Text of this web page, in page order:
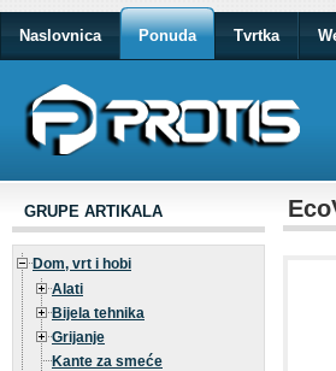
Naslovnica Ponuda Tvrtka
GRUPE ARTIKALA
Dom, vrt i hobi
Alati
Bijela tehnika
Grijanje
Kante za smeće